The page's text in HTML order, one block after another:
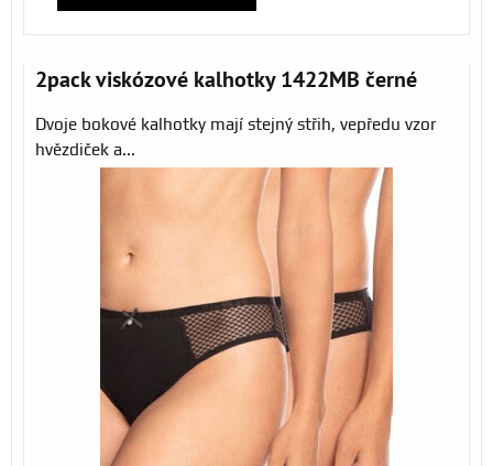
2pack viskózové kalhotky 1422MB černé
Dvoje bokové kalhotky mají stejný střih, vepředu vzor
hvězdiček a...